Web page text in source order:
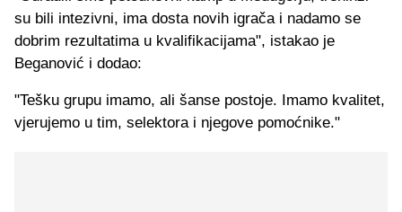
su bili intezivni, ima dosta novih igrača i nadamo se
dobrim rezultatima u kvalifikacijama", istakao je
Beganović i dodao:
"Tešku grupu imamo, ali šanse postoje. Imamo kvalitet,
vjerujemo u tim, selektora i njegove pomoćnike."